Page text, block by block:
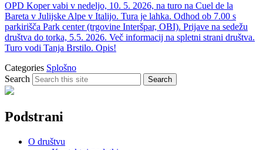
OPD Koper vabi v nedeljo, 10. 5. 2026, na turo na Cuel de la
Bareta v Julijske Alpe v Italijo. Tura je lahka. Odhod ob 7.00 s
parkirišča Park center (trgovine Interšpar, OBI). Prijave na sedežu
društva do torka, 5.5. 2026. Več informacij na spletni strani društva.
Turo vodi Tanja Brstilo. Opis!
Categories Splošno
Search
Search
Podstrani
O društvu